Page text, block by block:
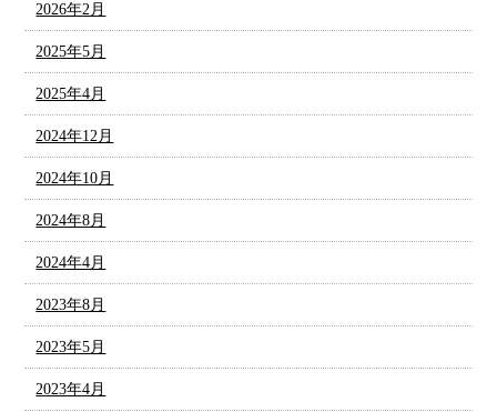
2026年2月
2025年5月
2025年4月
2024年12月
2024年10月
2024年8月
2024年4月
2023年8月
2023年5月
2023年4月